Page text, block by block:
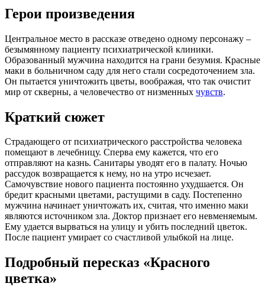
Герои произведения
Центральное место в рассказе отведено одному персонажу –
безымянному пациенту психиатрической клиники.
Образованный мужчина находится на грани безумия. Красные
маки в больничном саду для него стали сосредоточением зла.
Он пытается уничтожить цветы, воображая, что так очистит
мир от скверны, а человечество от низменных чувств.
Краткий сюжет
Страдающего от психиатрического расстройства человека
помещают в лечебницу. Сперва ему кажется, что его
отправляют на казнь. Санитары уводят его в палату. Ночью
рассудок возвращается к нему, но на утро исчезает.
Самочувствие нового пациента постоянно ухудшается. Он
бредит красными цветами, растущими в саду. Постепенно
мужчина начинает уничтожать их, считая, что именно маки
являются источником зла. Доктор признает его невменяемым.
Ему удается вырваться на улицу и убить последний цветок.
После пациент умирает со счастливой улыбкой на лице.
Подробный пересказ «Красного
цветка»